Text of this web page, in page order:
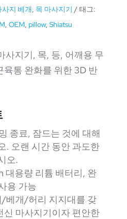
사지 베개 목 마사지기
태그:
OEM pillow, Shiatsu
사지기, 목, 등, 어깨용 무
육통 완화를 위한 3D 반
종료, 잠드는 것에 대해
. 오랜 시간 동안 과도한
오.
대용량 리튬 배터리, 완
용 가능
/베개/허리 지지대를 갖
신 마사지기이자 편안한